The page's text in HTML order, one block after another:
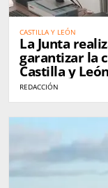
CASTILLA Y LEÓN
La Junta
garantizar la
Castilla y León
REDACCIÓN